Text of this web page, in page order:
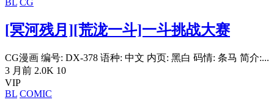
[冥河残月][荒泷一斗]一斗挑战大赛
CG漫画 编号: DX-378 语种: 中文 内页: 黑白 码情: 条马 简介:...
3 月前 2.0K 10
VIP
BL COMIC